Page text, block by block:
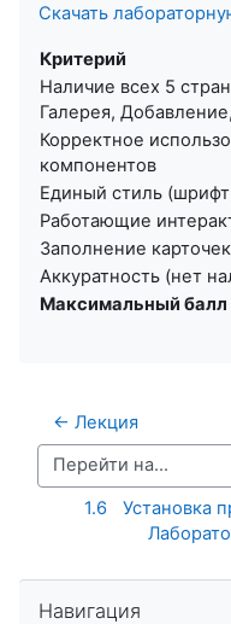
Скачать
Критерий
Наличие всех 5
Галерея,
Корректное
компонентов
Единый стиль
Работающие
Заполнение
Аккуратность (нет
Максимальный балл
← Лекция
Перейти на...
1.6	Установка программ для разработки:
Навигация